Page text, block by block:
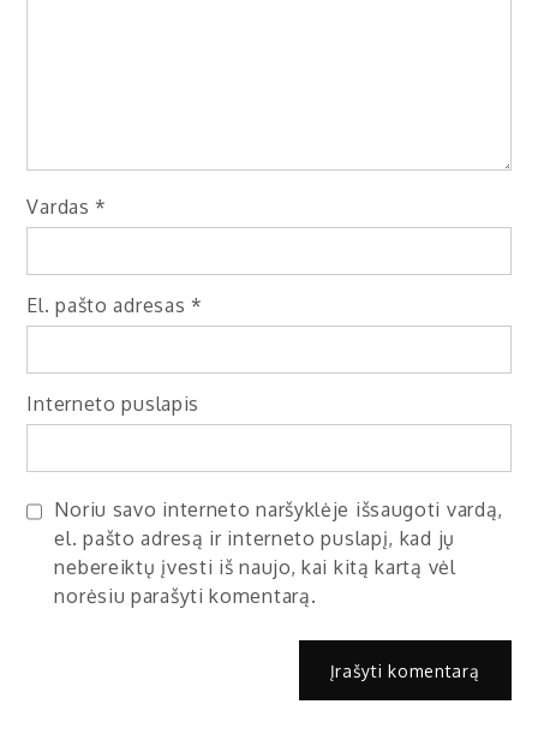
Vardas *
El. pašto adresas *
Interneto puslapis
Noriu savo interneto naršyklėje išsaugoti vardą,
el. pašto adresą ir interneto puslapį, kad jų
nebereiktų įvesti iš naujo, kai kitą kartą vėl
norėsiu parašyti komentarą.